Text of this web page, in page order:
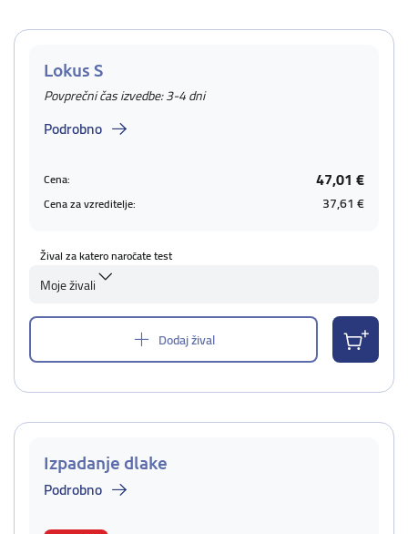
Lokus S
Povprečni čas izvedbe: 3-4 dni
Podrobno
Cena: 47,01 €
Cena za vzreditelje: 37,61 €
Žival za katero naročate test
Moje živali
Dodaj žival
Izpadanje dlake
Podrobno